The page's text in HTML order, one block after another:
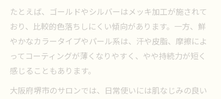
たとえば、ゴールドやシルバーはメッキ加工が施されて
おり、比較的色落ちしにくい傾向があります。一方、鮮
やかなカラータイプやパール系は、汗や皮脂、摩擦によ
ってコーティングが薄くなりやすく、やや持続力が短く
感じることもあります。
大阪府堺市のサロンでは、日常使いには肌なじみの良い